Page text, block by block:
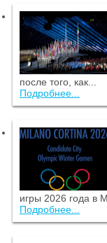
после того, как...
Подробнее...
игры 2026 года в
Подробнее...